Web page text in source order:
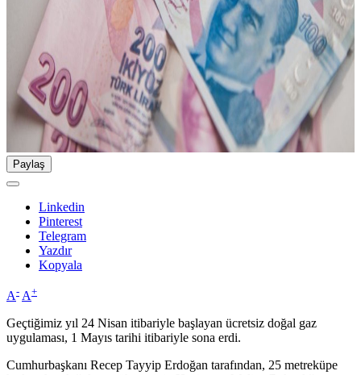
Paylaş
Linkedin
Pinterest
Telegram
Yazdır
Kopyala
A- A+
Geçtiğimiz yıl 24 Nisan itibariyle başlayan ücretsiz doğal gaz
uygulaması, 1 Mayıs tarihi itibariyle sona erdi.
Cumhurbaşkanı Recep Tayyip Erdoğan tarafından, 25 metreküpe